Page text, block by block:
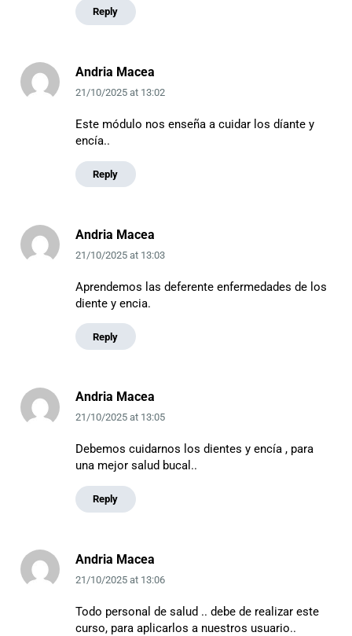
Reply
Andria Macea
21/10/2025at 13:02
Este módulo nos enseña a cuidar los díante y
encía..
Reply
Andria Macea
21/10/2025at 13:03
Aprendemos las deferente enfermedades de los
diente y encia.
Reply
Andria Macea
21/10/2025at 13:05
Debemos cuidarnos los dientes y encía , para
una mejor salud bucal..
Reply
Andria Macea
21/10/2025at 13:06
Todo personal de salud .. debe de realizar este
curso, para aplicarlos a nuestros usuario..